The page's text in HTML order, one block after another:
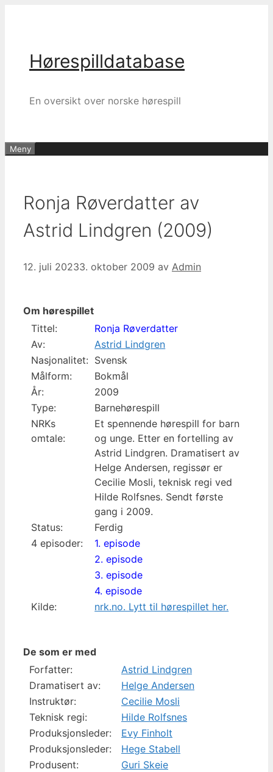
Hørespilldatabase
En oversikt over norske hørespill
Meny
Ronja Røverdatter av
Astrid Lindgren (2009)
12. juli 20233. oktober 2009 av Admin
Om hørespillet
Tittel:
Ronja Røverdatter
Av:
Astrid Lindgren
Nasjonalitet: Svensk
Målform:
Bokmål
År:
2009
Type:
Barnehørespill
NRKs
omtale:
Et spennende hørespill for barn
og unge. Etter en fortelling av
Astrid Lindgren. Dramatisert av
Helge Andersen, regissør er
Cecilie Mosli, teknisk regi ved
Hilde Rolfsnes. Sendt første
gang i 2009.
Status:
Ferdig
4 episoder:
1. episode
2. episode
3. episode
4. episode
Kilde:
nrk.no. Lytt til hørespillet her.
De som er med
Forfatter:
Astrid Lindgren
Dramatisert av:
Helge Andersen
Instruktør:
Cecilie Mosli
Teknisk regi:
Hilde Rolfsnes
Produksjonsleder:
Evy Finholt
Produksjonsleder:
Hege Stabell
Produsent:
Guri Skeie